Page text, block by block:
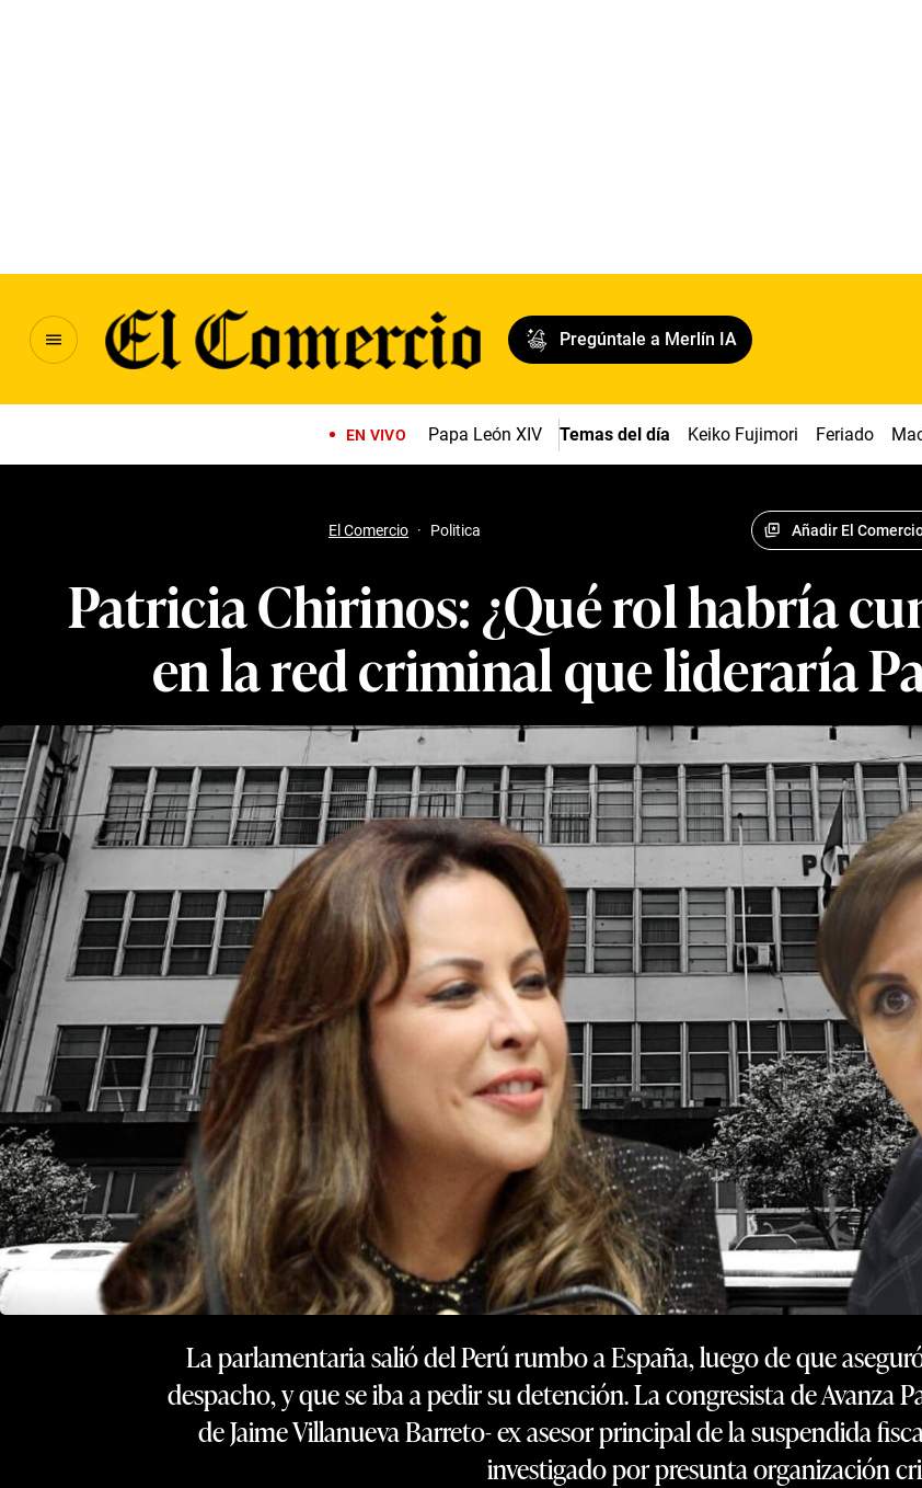
Pregúntale a Merlín IA
EN VIVO Papa León XIV Temas del día Keiko Fujimori Feriado
El Comercio · Politica Añadir El
Patricia Chirinos: ¿Qué rol habría
en la red criminal que lideraría
La parlamentaria salió del Perú rumbo a España, luego de que
despacho, y que se iba a pedir su detención. La congresista de Avanza
de Jaime Villanueva Barreto- ex asesor principal de la suspendida
investigado por presunta organización